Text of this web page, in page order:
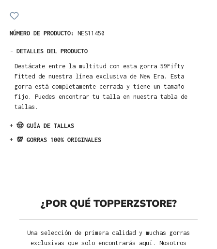
NÚMERO DE PRODUCTO: NES11450
- DETALLES DEL PRODUCTO
Destácate entre la multitud con esta gorra 59Fifty
Fitted de nuestra línea exclusiva de New Era. Esta
gorra está completamente cerrada y tiene un tamaño
fijo. Puedes encontrar tu talla en nuestra tabla de
tallas.
+ 🤠 GUÍA DE TALLAS
+ 💯 GORRAS 100% ORIGINALES
¿POR QUÉ TOPPERZSTORE?
Una selección de primera calidad y muchas gorras
exclusivas que solo encontrarás aquí. Nosotros